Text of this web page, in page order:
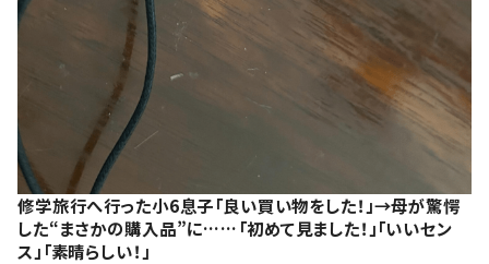
修学旅行へ行った小6息子「良い買い物をした！」→母が驚愕
した“まさかの購入品”に……「初めて見ました！」「いいセン
ス」「素晴らしい！」